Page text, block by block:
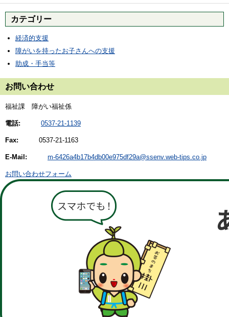
カテゴリー
経済的支援
障がいを持ったお子さんへの支援
助成・手当等
お問い合わせ
福祉課 障がい福祉係
電話: 0537-21-1139
Fax: 0537-21-1163
E-Mail: m-6426a4b17b4db00e975df29a@ssenv.web-tips.co.jp
お問い合わせフォーム